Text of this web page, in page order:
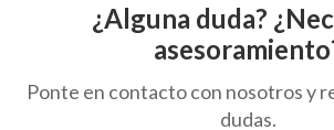
¿Alguna duda?
Ponte en contacto con nosotros y
dudas.